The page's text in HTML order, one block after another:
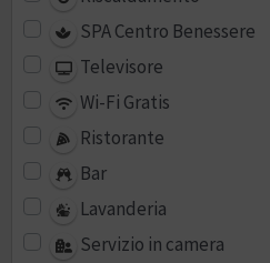
SPA Centro Benessere
Televisore
Wi-Fi Gratis
Ristorante
Bar
Lavanderia
Servizio in camera